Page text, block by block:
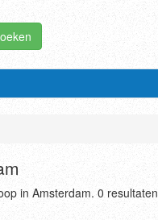
in Amsterdam. 0 resultaten